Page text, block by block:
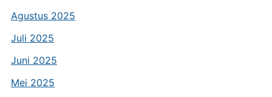
Agustus 2025
Juli 2025
Juni 2025
Mei 2025